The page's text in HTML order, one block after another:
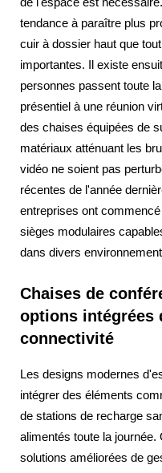
tendance à paraître plus
cuir à dossier haut que
importantes. Il existe
personnes passent toute
présentiel à une réunion
des chaises équipées de
matériaux atténuant les
vidéo ne soient pas
récentes de l'année
entreprises ont
sièges modulaires
dans divers
Chaises de
options intégrées
connectivité
Les designs modernes
intégrer des éléments
de stations de recharge
alimentés toute la
solutions améliorées de